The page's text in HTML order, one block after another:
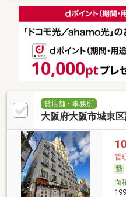
貸店舗・事務所
大阪府大阪市城東
管
面